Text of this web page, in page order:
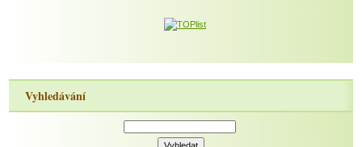
Vyhledávání